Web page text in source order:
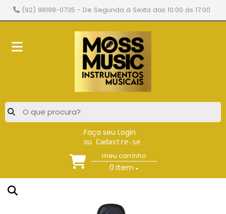
(92) 98198-0735 - De Segunda à Sexta das 10:00 às 17:00
Faça seu Login
ou Cadastre-se
meu carrinho
0 Item